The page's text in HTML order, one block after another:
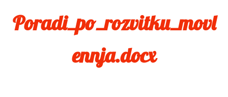
Poradi_po_rozvitku_movl
ennja.docx